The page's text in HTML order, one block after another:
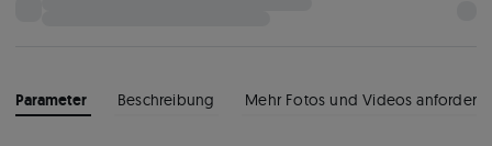
Parameter Beschreibung Mehr Fotos und Videos anfordern